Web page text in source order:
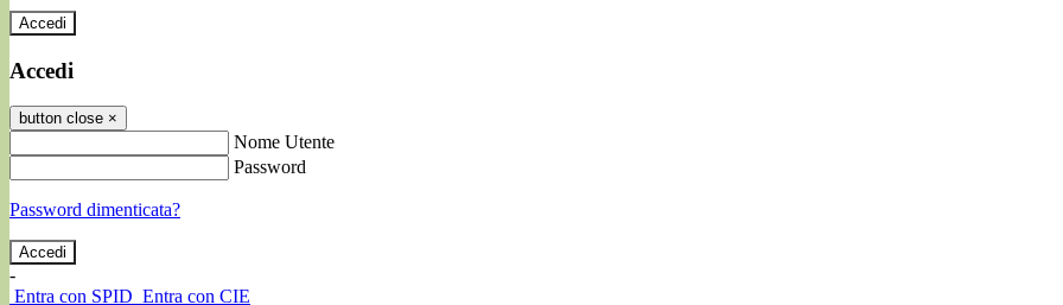
Accedi
Accedi
button close ×
Nome Utente
Password
Password dimenticata?
-
Entra con SPID Entra con CIE